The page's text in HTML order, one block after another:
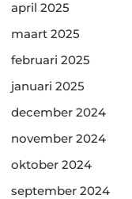
april 2025
maart 2025
februari 2025
januari 2025
december 2024
november 2024
oktober 2024
september 2024